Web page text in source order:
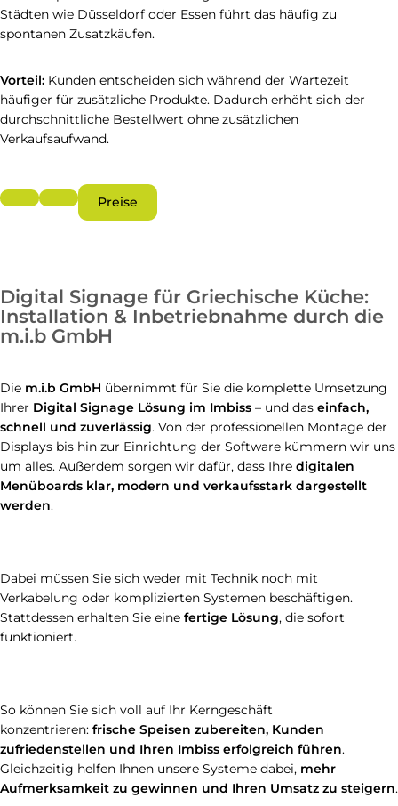
Städten wie Düsseldorf oder Essen führt das häufig zu
spontanen Zusatzkäufen.
Vorteil: Kunden entscheiden sich während der Wartezeit
häufiger für zusätzliche Produkte. Dadurch erhöht sich der
durchschnittliche Bestellwert ohne zusätzlichen
Verkaufsaufwand.
Preise
Digital Signage für Griechische Küche:
Installation & Inbetriebnahme durch die
m.i.b GmbH
Die m.i.b GmbH übernimmt für Sie die komplette Umsetzung
Ihrer Digital Signage Lösung im Imbiss – und das einfach,
schnell und zuverlässig. Von der professionellen Montage der
Displays bis hin zur Einrichtung der Software kümmern wir uns
um alles. Außerdem sorgen wir dafür, dass Ihre digitalen
Menüboards klar, modern und verkaufsstark dargestellt
werden.
Dabei müssen Sie sich weder mit Technik noch mit
Verkabelung oder komplizierten Systemen beschäftigen.
Stattdessen erhalten Sie eine fertige Lösung, die sofort
funktioniert.
So können Sie sich voll auf Ihr Kerngeschäft
konzentrieren: frische Speisen zubereiten, Kunden
zufriedenstellen und Ihren Imbiss erfolgreich führen.
Gleichzeitig helfen Ihnen unsere Systeme dabei, mehr
Aufmerksamkeit zu gewinnen und Ihren Umsatz zu steigern.